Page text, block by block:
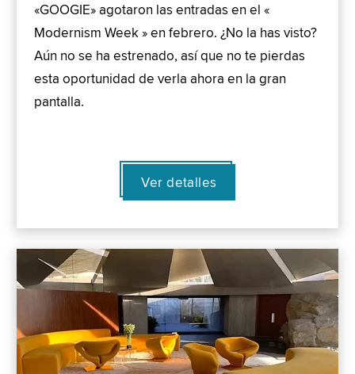
«GOOGIE» agotaron las entradas en el «
Modernism Week » en febrero. ¿No la has visto?
Aún no se ha estrenado, así que no te pierdas
esta oportunidad de verla ahora en la gran
pantalla.
Ver detalles